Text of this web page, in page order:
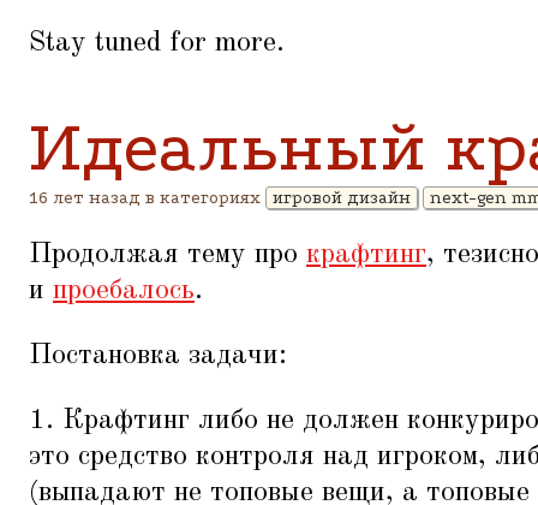
Stay tuned for more.
Идеальный
16 лет назад в категориях игровой дизайн next-gen
Продолжая тему про крафтинг,
и проебалось.
Постановка задачи:
1. Крафтинг либо не должен
это средство контроля над игроком,
(выпадают не топовые вещи, а